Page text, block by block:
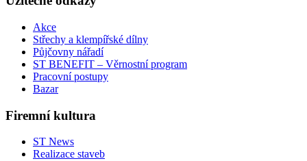
Akce
Střechy a klempířské dílny
Půjčovny nářadí
ST BENEFIT – Věrnostní program
Pracovní postupy
Bazar
Firemní kultura
ST News
Realizace staveb